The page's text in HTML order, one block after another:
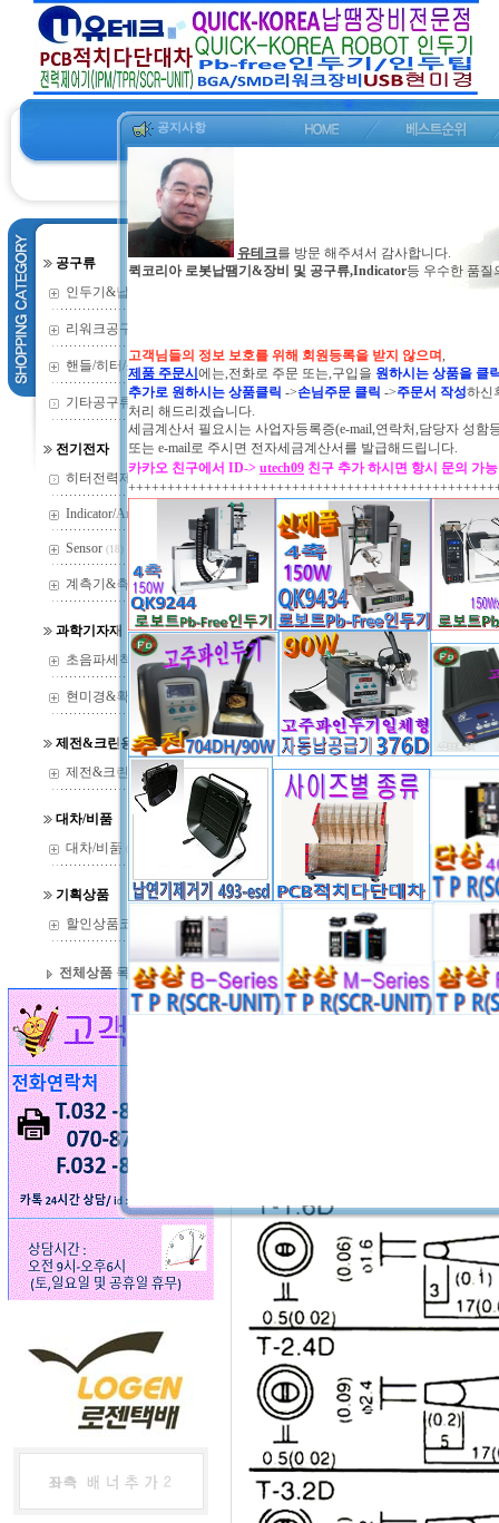
공구류
인두기&납땜기
리워크공구류
핸들/히터/소모 (73)
기타공구류 (2)
전기전자
히터전력제어기
Indicator/Amp
Sensor (18)
계측기&측정기 (37)
과학기자재
초음파세척기 (22)
현미경&확대경 (144)
제전&크린용품
제전&크린용품 (14)
대차/비품
대차/비품
기획상품
할인상품코너
전체상품 목록
900M-T-B 팁/1.0mm 고급 상품
공지사항
유테크를 방문 해주셔서 감사합니다.
퀵코리아 로봇납땜기&장비 및 공구류,Indicator등 우수한 품질
고객님들의 정보 보호를 위해 회원등록을 받지 않으며,
제품 주문시 에는,전화로 주문 또는,구입을 원하시는 상품을 클
추가로 원하시는 상품클릭 ->손님주문 클릭 ->주문서 작성하신
처리 해드리겠습니다.
세금계산서 필요시는 사업자등록증(e-mail,연락처,담당자 성함
또는 e-mail로 주시면 전자세금계산서를 발급해드립니다.
카카오 친구에서 ID-> utech09 친구 추가 하시면 항시 문의 가